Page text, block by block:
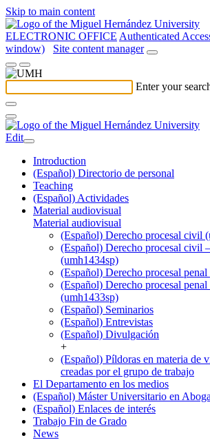
Skip to main content
ELECTRONIC OFFICE Authenticated
window)
Site content manager
Enter your
Edit
Introduction
(Español) Directorio de personal
Teaching
(Español) Actividades
Material audiovisual
Material audiovisual
(Español) Derecho procesal civil
(Español) Derecho procesal civil
(umh1434sp)
(Español) Derecho procesal
(Español) Derecho procesal penal
(umh1433sp)
(Español) Seminarios
(Español) Entrevistas
(Español) Divulgación
+
(Español) Píldoras en materia de
creadas por el grupo de trabajo
El Departamento en los medios
(Español) Máster Universitario en
(Español) Enlaces de interés
Trabajo Fin de Grado
News